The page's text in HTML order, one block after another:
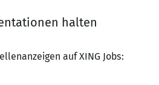
halten
auf XING Jobs: